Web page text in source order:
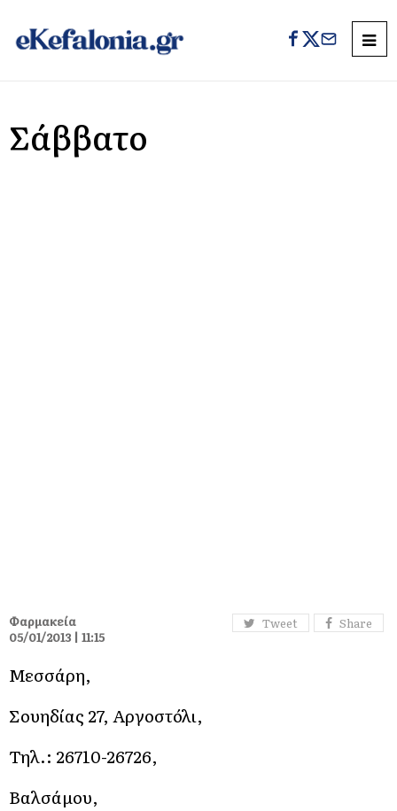
Σάββατο
Tweet Share
Φαρμακεία
05/01/2013 | 11:15
Μεσσάρη,
Σουηδίας 27, Αργοστόλι,
Τηλ.: 26710-26726,
Βαλσάμου,